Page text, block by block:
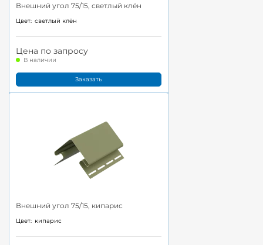
Внешний угол 75/15, светлый клён
Цвет: светлый клён
Цена по запросу
В наличии
Заказать
Внешний угол 75/15, кипарис
Цвет: кипарис